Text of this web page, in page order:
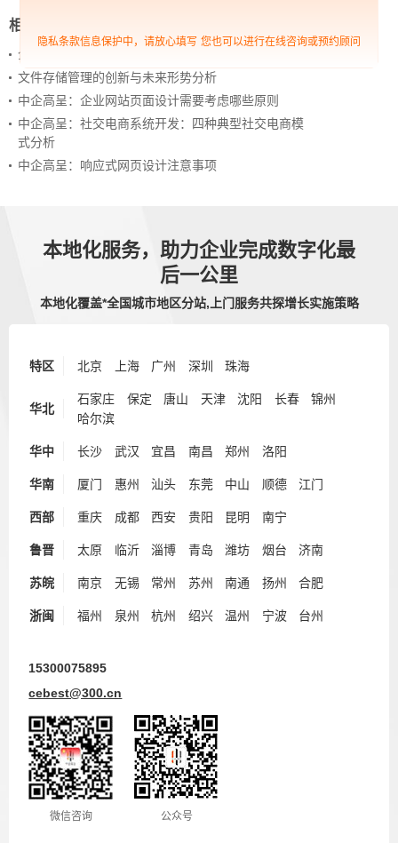
相关新闻
企业如何通过内勤管理系统进行数字化人才管理
文件存储管理的创新与未来形势分析
中企高呈：企业网站页面设计需要考虑哪些原则
中企高呈：社交电商系统开发：四种典型社交电商模
式分析
中企高呈：响应式网页设计注意事项
本地化服务，助力企业完成数字化最
后一公里
本地化覆盖*全国城市地区分站,上门服务共探增长实施策略
特区 北京 上海 广州 深圳 珠海
华北
石家庄 保定 唐山 天津 沈阳 长春
锦州
哈尔滨
华中 长沙 武汉 宜昌 南昌 郑州 洛阳
华南 厦门 惠州 汕头 东莞 中山 顺德 江门
西部 重庆 成都 西安 贵阳 昆明 南宁
鲁晋 太原 临沂 淄博 青岛 潍坊 烟台 济南
苏皖 南京 无锡 常州 苏州 南通 扬州 合肥
浙闽 福州 泉州 杭州 绍兴 温州 宁波 台州
15300075895
cebest@300.cn
微信咨询 公众号
隐私条款信息保护中，请放心填写 您也可以进行在线咨询或预约顾问